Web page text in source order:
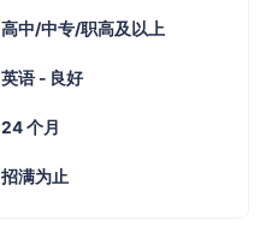
高中/中专/职高及以上
英语 - 良好
24 个月
招满为止